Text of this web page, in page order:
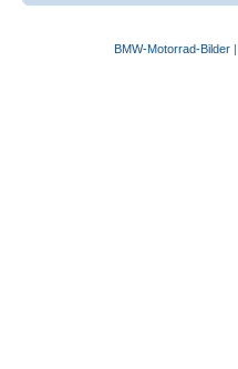
BMW-Motorrad-Bilder|